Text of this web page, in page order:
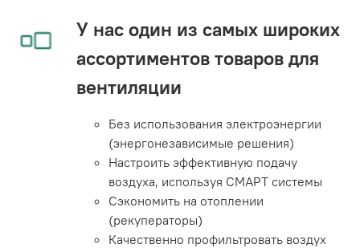
У нас один из самых широких
ассортиментов товаров для
вентиляции
Без использования электроэнергии
(энергонезависимые решения)
Настроить эффективную подачу
воздуха, используя СМАРТ системы
Сэкономить на отоплении
(рекуператоры)
Качественно профильтровать воздух